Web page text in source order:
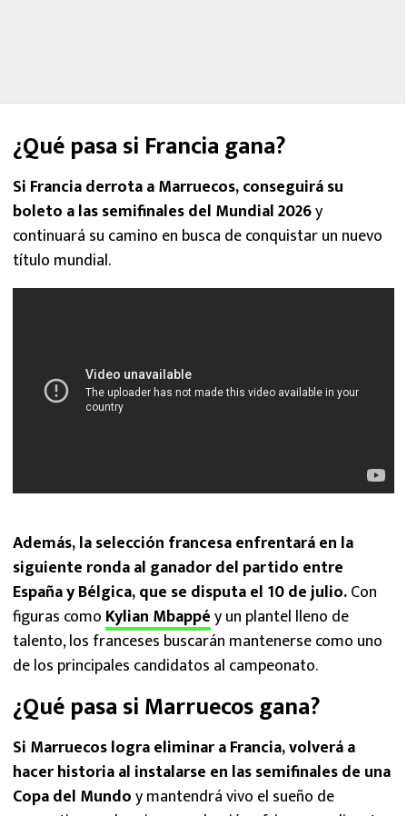
¿Qué pasa si Francia gana?
Si Francia derrota a Marruecos, conseguirá su
boleto a las semifinales del Mundial 2026y
continuará su camino en busca de conquistar un nuevo
título mundial.
Además, la selección francesa enfrentará en la
siguiente ronda al ganador del partido entre
España y Bélgica, que se disputa el 10 de julio.Con
figuras como Kylian Mbappéy un plantel lleno de
talento, los franceses buscarán mantenerse como uno
de los principales candidatos al campeonato.
¿Qué pasa si Marruecos gana?
Si Marruecos logra eliminar a Francia, volverá a
hacer historia al instalarse en las semifinales de una
Copa del Mundoy mantendrá vivo el sueño de